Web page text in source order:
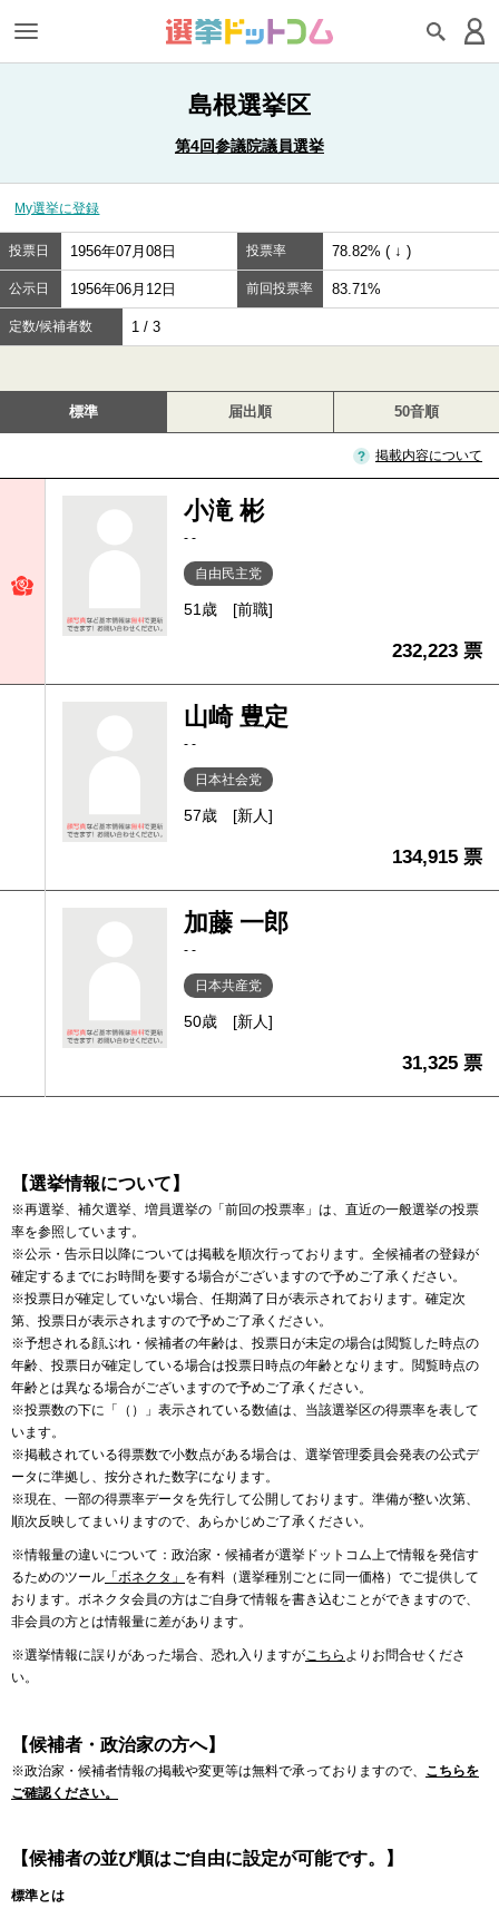
島根選挙区
第4回参議院議員選挙
My選挙に登録
投票日 1956年07月08日 投票率 78.82% ( ↓ )
公示日 1956年06月12日 前回投票率 83.71%
定数/候補者数 1 / 3
標準 届出順 50音順
掲載内容について
小滝 彬
- -
自由民主党
51歳 [前職]
232,223 票
山崎 豊定
- -
日本社会党
57歳 [新人]
134,915 票
加藤 一郎
- -
日本共産党
50歳 [新人]
31,325 票
【選挙情報について】
※再選挙、補欠選挙、増員選挙の「前回の投票率」は、直近の一般選挙の投票
率を参照しています。
※公示・告示日以降については掲載を順次行っております。全候補者の登録が
確定するまでにお時間を要する場合がございますので予めご了承ください。
※投票日が確定していない場合、任期満了日が表示されております。確定次
第、投票日が表示されますので予めご了承ください。
※予想される顔ぶれ・候補者の年齢は、投票日が未定の場合は閲覧した時点の
年齢、投票日が確定している場合は投票日時点の年齢となります。閲覧時点の
年齢とは異なる場合がございますので予めご了承ください。
※投票数の下に「（）」表示されている数値は、当該選挙区の得票率を表して
います。
※掲載されている得票数で小数点がある場合は、選挙管理委員会発表の公式デ
ータに準拠し、按分された数字になります。
※現在、一部の得票率データを先行して公開しております。準備が整い次第、
順次反映してまいりますので、あらかじめご了承ください。
※情報量の違いについて：政治家・候補者が選挙ドットコム上で情報を発信す
るためのツール 「ボネクタ」 を有料（選挙種別ごとに同一価格）でご提供して
おります。ボネクタ会員の方はご自身で情報を書き込むことができますので、
非会員の方とは情報量に差があります。
※選挙情報に誤りがあった場合、恐れ入りますがこちら よりお問合せくださ
い。
【候補者・政治家の方へ】
※政治家・候補者情報の掲載や変更等は無料で承っておりますので、 こちらを
ご確認ください。
【候補者の並び順はご自由に設定が可能です。】
標準とは